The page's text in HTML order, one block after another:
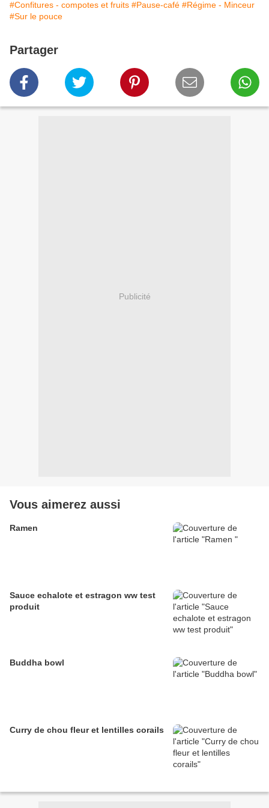
#Confitures - compotes et fruits #Pause-café #Régime - Minceur
#Sur le pouce
Partager
Publicité
Vous aimerez aussi
Ramen
Sauce echalote et estragon ww test
produit
Buddha bowl
Curry de chou fleur et lentilles corails